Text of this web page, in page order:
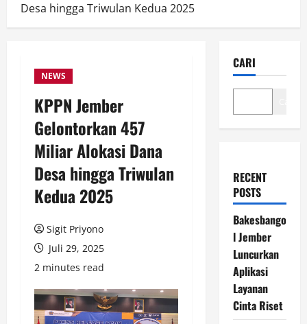
Desa hingga Triwulan Kedua 2025
NEWS
KPPN Jember
Gelontorkan 457
Miliar Alokasi Dana
Desa hingga Triwulan
Kedua 2025
Sigit Priyono
Juli 29, 2025
2 minutes read
CARI
RECENT
POSTS
Bakesbango
l Jember
Luncurkan
Aplikasi
Layanan
Cinta Riset